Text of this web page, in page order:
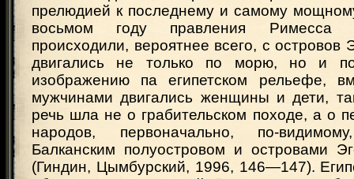
прелюдией к последнему и самому
восьмом году правления Римесса
происходили, вероятнее всего, с островов
двигались не только по морю, но и
изображению па египетском рельефе,
мужчинами двигались женщины и дети,
речь шла не о грабительском походе, а о
народов, первоначально, по-
Балканским полуостровом и островами
(Гиндин, Цымбурский, 1996, 146—147).